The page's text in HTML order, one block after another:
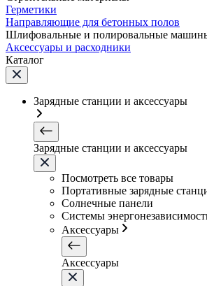
Герметики
Направляющие для бетонных полов
Шлифовальные и полировальные
Аксессуары и расходники
Каталог
Зарядные станции и аксессуары
Зарядные станции и аксессуары
Посмотреть все товары
Портативные зарядные
Солнечные панели
Системы
Аксессуары
Аксессуары